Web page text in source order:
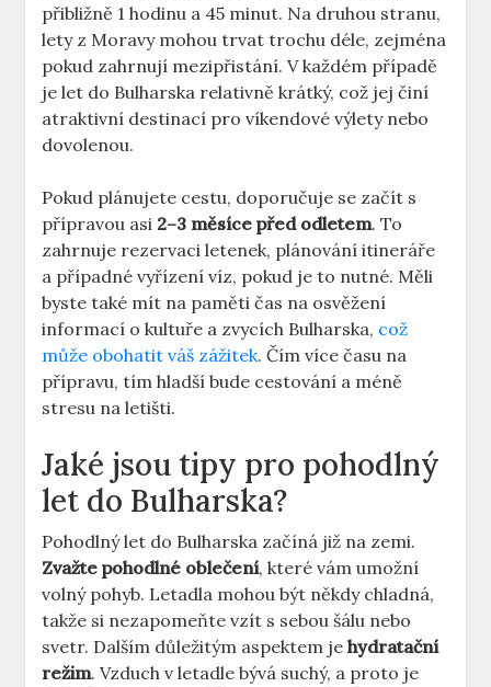
přibližně 1 hodinu a 45 minut. Na druhou stranu,
lety z Moravy mohou trvat trochu déle, zejména
pokud zahrnují mezipřistání. V každém případě
je let do Bulharska relativně krátký, což jej činí
atraktivní destinací pro víkendové výlety nebo
dovolenou.
Pokud plánujete cestu, doporučuje se začít s
přípravou asi 2–3 měsíce před odletem. To
zahrnuje rezervaci letenek, plánování itineráře
a případné vyřízení víz, pokud je to nutné. Měli
byste také mít na paměti čas na osvěžení
informací o kultuře a zvycích Bulharska, což
může obohatit váš zážitek. Čím více času na
přípravu, tím hladší bude cestování a méně
stresu na letišti.
Jaké jsou tipy pro pohodlný
let do Bulharska?
Pohodlný let do Bulharska začíná již na zemi.
Zvažte pohodlné oblečení, které vám umožní
volný pohyb. Letadla mohou být někdy chladná,
takže si nezapomeňte vzít s sebou šálu nebo
svetr. Dalším důležitým aspektem jehydratační
režim. Vzduch v letadle bývá suchý, a proto je